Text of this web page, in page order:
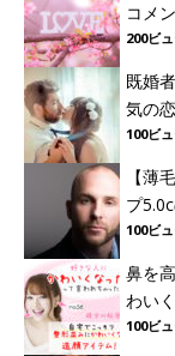
コメ
200ビ
既婚
気の
100ビ
【薄
プ
100ビ
鼻を
わい
100ビ